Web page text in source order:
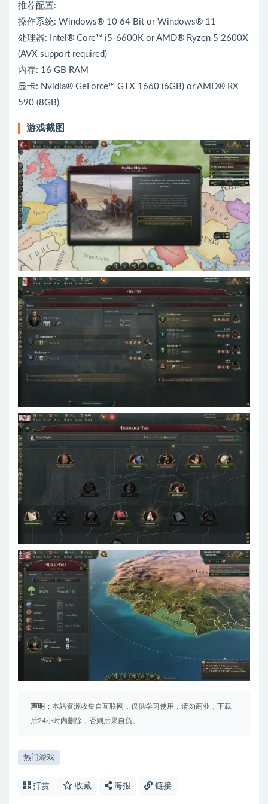
推荐配置:
操作系统: Windows® 10 64 Bit or Windows® 11
处理器: Intel® Core™ i5-6600K or AMD® Ryzen 5 2600X
(AVX support required)
内存: 16 GB RAM
显卡: Nvidia® GeForce™ GTX 1660 (6GB) or AMD® RX
590 (8GB)
游戏截图
声明： 本站资源收集自互联网，仅供学习使用，请勿商业，下载
后24小时内删除，否则后果自负。
热门游戏
打赏 收藏 海报 链接